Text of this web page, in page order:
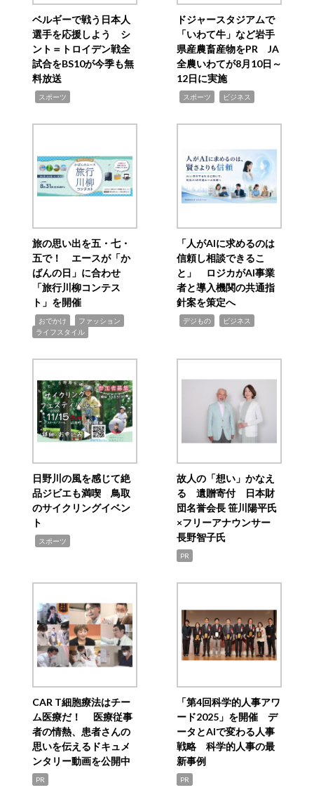
ベルギーで戦う日本人
選手を応援しよう シ
ント＝トロイデン戦全
試合をBS10が今季も無
料放送
スポーツ
ドジャースタジアムで
「いわて牛」など岩手
県産農畜産物をPR JA
全農いわてが8月10日～
12日に実施
スポーツ ビジネス
旅の思い出を五・七・
五で！ エースが「か
ばんの日」に合わせ
「旅行川柳コンテス
ト」を開催
おでかけ ファッション
ライフスタイル
「人がAIに求めるのは
信頼し相談できるこ
と」 ロジカがAI事業
者と導入機関の共通指
針案を策定へ
デジもの ビジネス
日野川の風を感じて絶
品ジビエも満喫 鳥取
のサイクリングイベン
ト
スポーツ
故人の「想い」かなえ
る 遺贈寄付 日本財
団名誉会長 笹川陽平氏
×フリーアナウンサー
長野智子氏
PR
CAR T細胞療法はチー
ム医療だ！ 医療従事
者の情熱、患者さんの
思いを伝えるドキュメ
ンタリー動画を公開中
PR
「第4回科学的人事アワ
ード2025」を開催 デ
ータとAIで変わる人事
戦略 科学的人事の最
新事例
PR